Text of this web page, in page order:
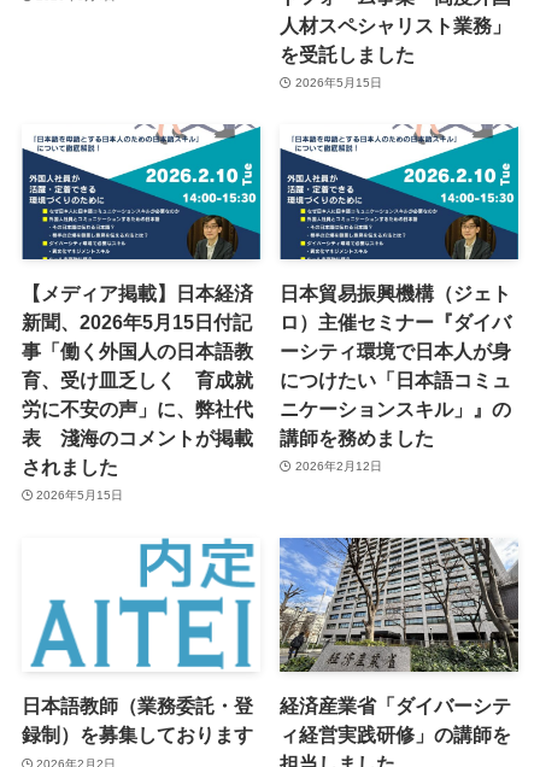
人材スペシャリスト業務」
を受託しました
2026年5月15日
【メディア掲載】日本経済
新聞、2026年5月15日付記
事「働く外国人の日本語教
育、受け皿乏しく 育成就
労に不安の声」に、弊社代
表 淺海のコメントが掲載
されました
2026年5月15日
日本貿易振興機構（ジェト
ロ）主催セミナー『ダイバ
ーシティ環境で日本人が身
につけたい「日本語コミュ
ニケーションスキル」』の
講師を務めました
2026年2月12日
日本語教師（業務委託・登
録制）を募集しております
2026年2月2日
経済産業省「ダイバーシテ
ィ経営実践研修」の講師を